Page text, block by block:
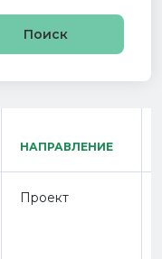
НАПРАВЛЕНИЕ
Проект